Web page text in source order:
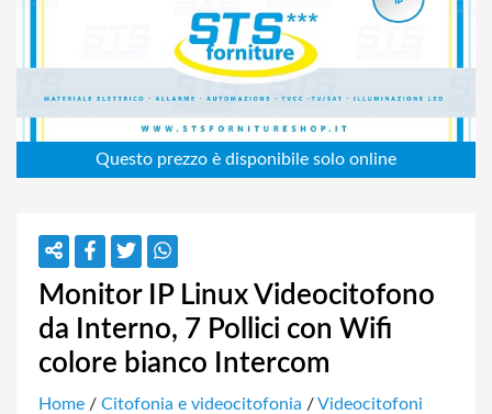
Monitor IP Linux Videocitofono
da Interno, 7 Pollici con Wifi
colore bianco Intercom
Home / Citofonia e videocitofonia /Videocitofoni